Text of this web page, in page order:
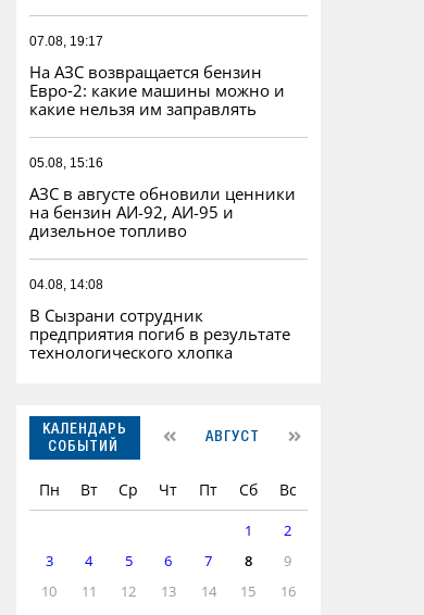
07.08, 19:17
На АЗС возвращается бензин
Евро‑2: какие машины можно и
какие нельзя им заправлять
05.08, 15:16
АЗС в августе обновили ценники
на бензин АИ-92, АИ-95 и
дизельное топливо
04.08, 14:08
В Сызрани сотрудник
предприятия погиб в результате
технологического хлопка
КАЛЕНДАРЬ
СОБЫТИЙ
АВГУСТ
Пн Вт Ср Чт Пт Сб Вс
1
2
3
4 5 6 7 8
9
10
11 12 13 14 15
16